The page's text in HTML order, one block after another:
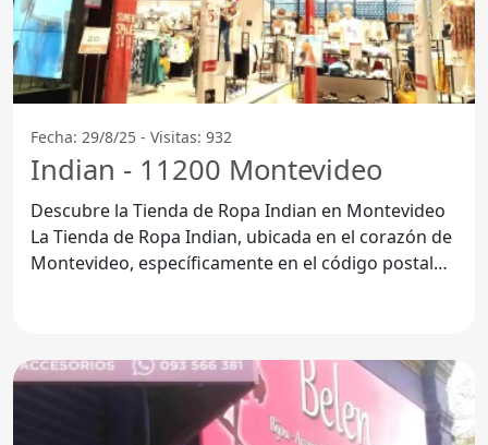
Fecha: 29/8/25 - Visitas: 932
Indian - 11200 Montevideo
Descubre la Tienda de Ropa Indian en Montevideo
La Tienda de Ropa Indian, ubicada en el corazón de
Montevideo, específicamente en el código postal